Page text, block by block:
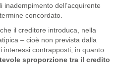
dell’acquirente
concordato.
il creditore introduca, nella
– cioè non prevista dalla
interessi contrapposti, in quanto
sproporzione tra il credito